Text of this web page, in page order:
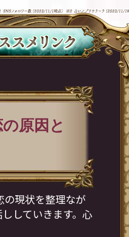
原因と
現状を整理なが
していきます。心